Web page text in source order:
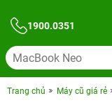
1900.0351
Trang chủ Máy cũ giá rẻ